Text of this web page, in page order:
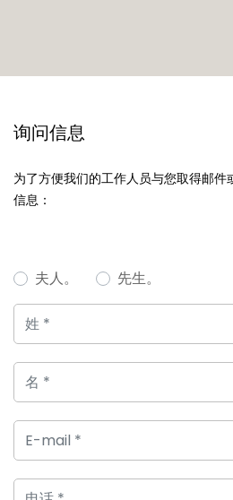
询问信息
为了方便我们的工作人员与您取得邮
信息：
夫人。 先生。